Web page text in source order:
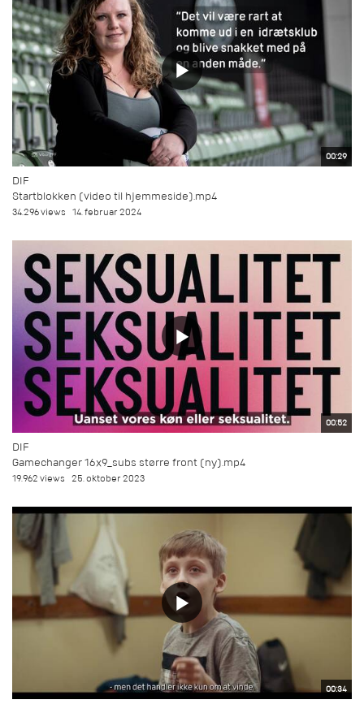
00:29
DIF
Startblokken (video til hjemmeside).mp4
34.296 views 14. februar 2024
00:52
DIF
Gamechanger 16x9_subs større front (ny).mp4
19.962 views 25. oktober 2023
00:34